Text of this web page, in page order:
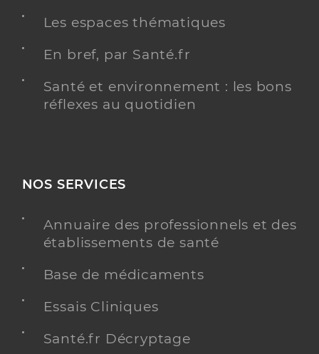
Les espaces thématiques
En bref, par Santé.fr
Santé et environnement : les bons
réflexes au quotidien
NOS SERVICES
Annuaire des professionnels et des
établissements de santé
Base de médicaments
Essais Cliniques
Santé.fr Décryptage